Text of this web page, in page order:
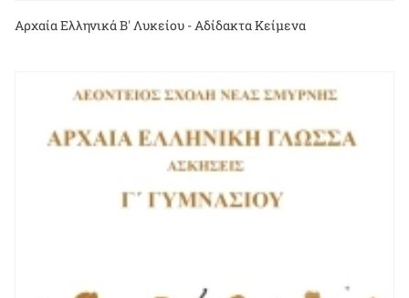
Αρχαία Ελληνικά Β' Λυκείου - Αδίδακτα Κείμενα